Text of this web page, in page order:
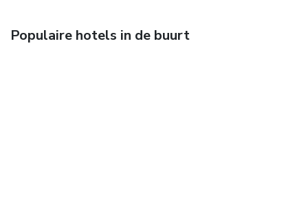
Populaire hotels in de buurt